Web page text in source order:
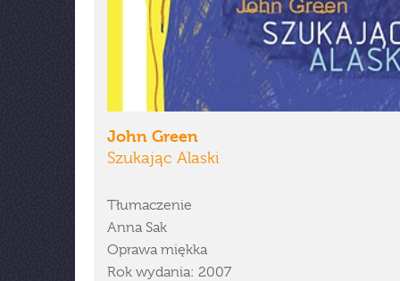
John Green
Szukając Alaski
Tłumaczenie
Anna Sak
Oprawa miękka
Rok wydania: 2007